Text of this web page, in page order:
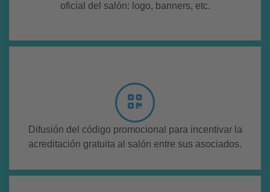
oficial del salón: logo, banners, etc.
Difusión del código promocional para incentivar la
acreditación gratuita al salón entre sus asociados.